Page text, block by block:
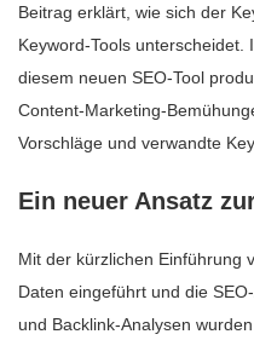
Beitrag erklärt, wie sich der
Keyword-Tools
diesem neuen SEO-Tool
Content-Marketing-
Vorschläge und verwandte
Ein neuer Ansatz
Mit der kürzlichen Einführung
Daten eingeführt und die
und Backlink-Analysen